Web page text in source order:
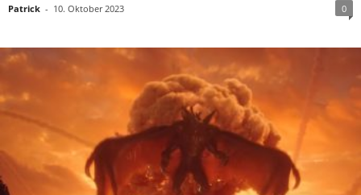
Patrick - 10. Oktober 2023 0